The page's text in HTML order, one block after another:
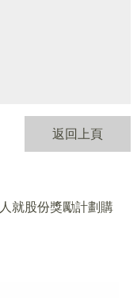
返回上頁
就股份獎勵計劃購